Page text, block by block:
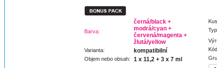
Barva:
černá/black +
modrá/cyan +
červená/magenta +
žlutá/yellow
Varianta: kompatibilní
Objem nebo obsah: 1 x 11,2 + 3 x 7 ml